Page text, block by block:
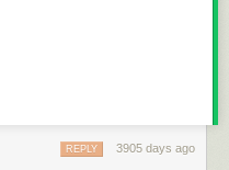
3905 days ago
REPLY